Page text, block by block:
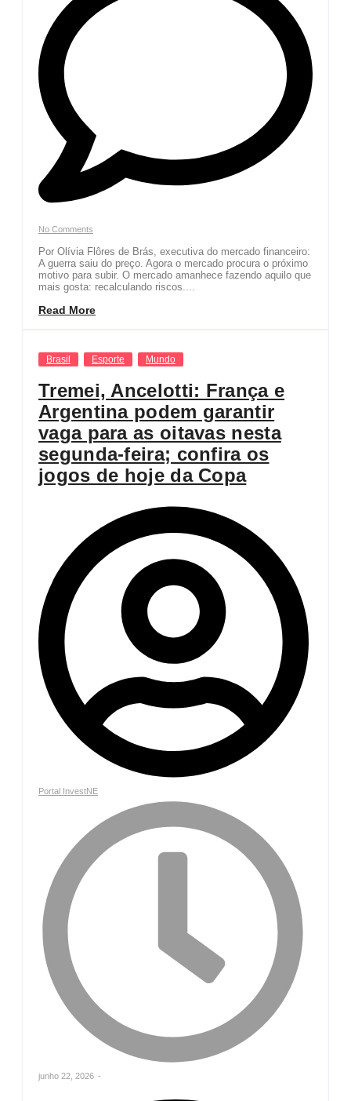
No Comments
Por Olívia Flôres de Brás, executiva do mercado financeiro:
A guerra saiu do preço. Agora o mercado procura o próximo
motivo para subir. O mercado amanhece fazendo aquilo que
mais gosta: recalculando riscos....
Read More
Brasil Esporte Mundo
Tremei, Ancelotti: França e
Argentina podem garantir
vaga para as oitavas nesta
segunda-feira; confira os
jogos de hoje da Copa
Portal InvestNE
junho 22, 2026 -